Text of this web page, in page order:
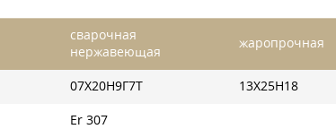
сварочная
нержавеющая
жаропрочная
07Х20Н9Г7Т 13Х25Н18
Er 307